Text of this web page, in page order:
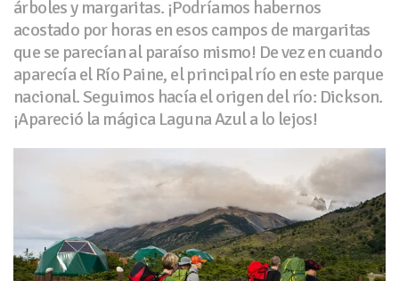
árboles y margaritas. ¡Podríamos habernos
acostado por horas en esos campos de margaritas
que se parecían al paraíso mismo! De vez en cuando
aparecía el Río Paine, el principal río en este parque
nacional. Seguimos hacía el origen del río: Dickson.
¡Apareció la mágica Laguna Azul a lo lejos!